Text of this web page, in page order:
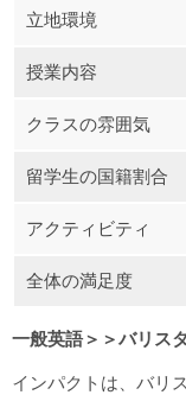
立地環境
授業内容
クラスの雰囲気
留学生の国籍割合
アクティビティ
全体の満足度
一般英語＞＞バリス
インパクトは、バリ